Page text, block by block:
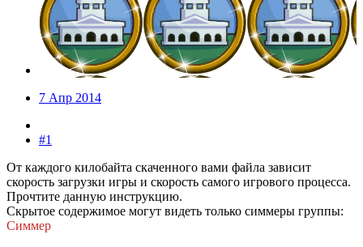
7 Апр 2014
#1
От каждого килобайта скаченного вами файла зависит
скорость загрузки игры и скорость самого игрового процесса.
Прочтите данную инструкцию.
Скрытое содержимое могут видеть только симмеры группы:
Симмер